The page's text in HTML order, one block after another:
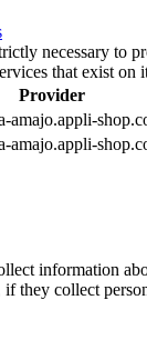
necessary to
that exist on
Provider
amajo.appli-
amajo.appli-
information
if they collect